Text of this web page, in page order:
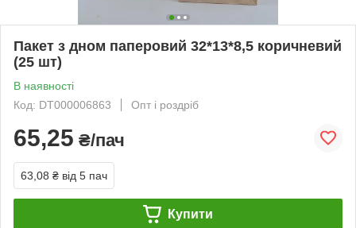
Пакет з дном паперовий 32*13*8,5 коричневий
(25 шт)
В наявності
Код: DT000006863
Опт і роздріб
65,25 ₴/пач
63,08 ₴ від 5 пач
Купити